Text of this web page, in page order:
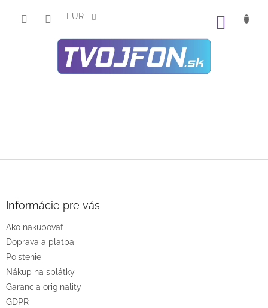
EUR
Informácie pre vás
Ako nakupovať
Doprava a platba
Poistenie
Nákup na splátky
Garancia originality
GDPR